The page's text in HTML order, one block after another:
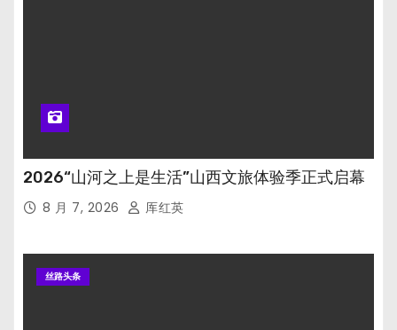
2026“山河之上是生活”山西文旅体验季正式启幕
8 月 7, 2026 厍红英
丝路头条